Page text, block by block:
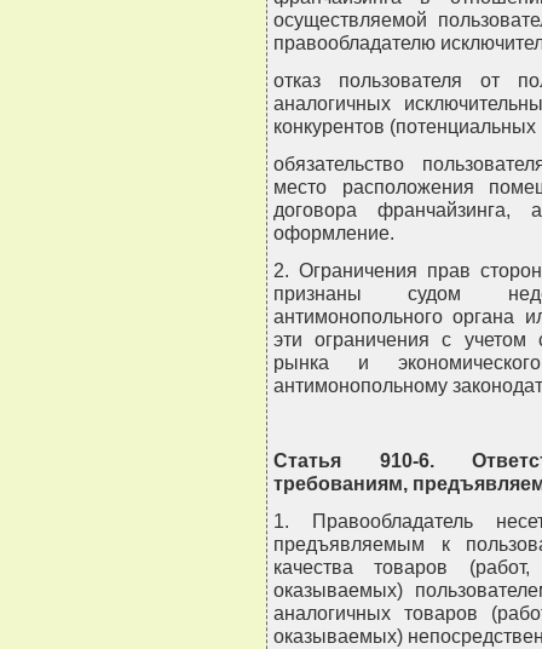
осуществляемой
правообладателю
отказ пользователя от
аналогичных
конкурентов
обязательство
место расположения
договора
оформление.
2. Ограничения прав
признаны судом
антимонопольного органа
эти ограничения с учетом
рынка и
антимонопольному
Статья 910-6.
требованиям,
1. Правообладатель
предъявляемым к
качества товаров
оказываемых)
аналогичных товаров
оказываемых)